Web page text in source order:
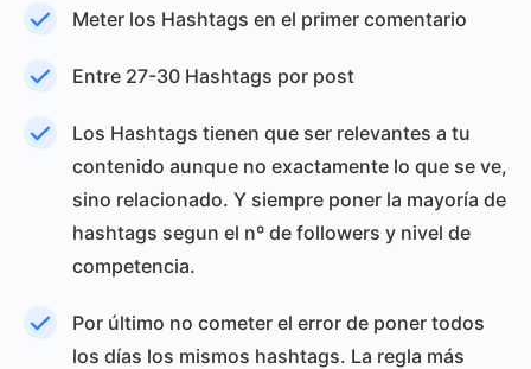
Meter los Hashtags en el primer comentario
Entre 27-30 Hashtags por post
Los Hashtags tienen que ser relevantes a tu
contenido aunque no exactamente lo que se ve,
sino relacionado. Y siempre poner la mayoría de
hashtags segun el nº de followers y nivel de
competencia.
Por último no cometer el error de poner todos
los días los mismos hashtags. La regla más